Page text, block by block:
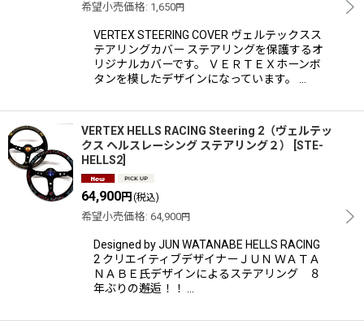
希望小売価格: 1,650円
VERTEX STEERING COVER ヴェルテックスス
テアリングカバー ステアリングを保護するオ
リジナルカバーです。 ＶＥＲＴＥＸホーンボ
タンを模したデザインになっています。 …
VERTEX HELLS RACING Steering 2（ヴェルテッ
クス ヘルスレーシング ステアリング２）
STE-
HELLS2
64,900円 (税込)
希望小売価格: 64,900円
Designed by JUN WATANABE HELLS RACING
2 クリエイティブデザイナーＪＵＮ ＷＡＴＡ
ＮＡＢＥ氏デザインによるステアリング ８
年ぶりの邂逅！！ …